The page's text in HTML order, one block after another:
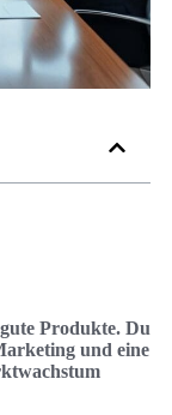
Produkte. Du
und eine